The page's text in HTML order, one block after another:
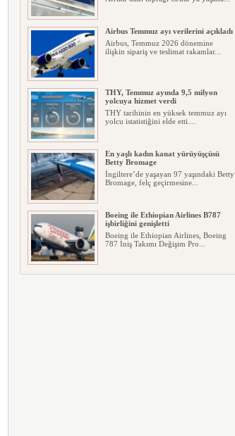
Airbus Temmuz ayı verilerini açıkladı
Airbus, Temmuz 2026 dönemine
ilişkin sipariş ve teslimat rakamlar...
THY, Temmuz ayında 9,5 milyon
yolcuya hizmet verdi
THY tarihinin en yüksek temmuz ayı
yolcu istatistiğini elde etti....
En yaşlı kadın kanat yürüyüşçüsü
Betty Bromage
İngiltere’de yaşayan 97 yaşındaki Betty
Bromage, felç geçirmesine...
Boeing ile Ethiopian Airlines B787
işbirliğini genişletti
Boeing ile Ethiopian Airlines, Boeing
787 İniş Takımı Değişim Pro...
A319 orman yangınlarında